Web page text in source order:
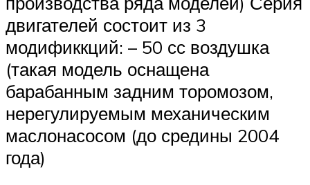
двигателей состоит из 3
модификкций: – 50 сс воздушка
(такая модель оснащена
барабанным задним торомозом,
нерегулируемым механическим
маслонасосом (до средины 2004
года)